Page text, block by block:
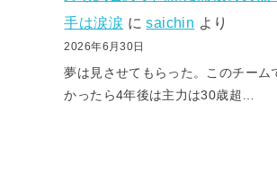
手は涙涙 にsaichin より
2026年6月30日
夢は見させてもらった。このチーム
かったら4年後は主力は30歳超…